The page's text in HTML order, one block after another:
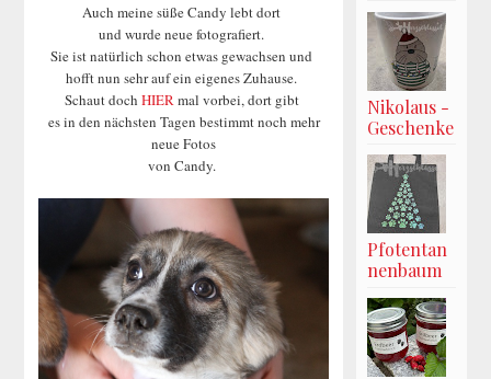
Auch meine süße Candy lebt dort
und wurde neue fotografiert.
Sie ist natürlich schon etwas gewachsen und
hofft nun sehr auf ein eigenes Zuhause.
Schaut doch HIERmal vorbei, dort gibt
es in den nächsten Tagen bestimmt noch mehr
neue Fotos
von Candy.
Nikolaus -
Geschenke
Pfotentan
nenbaum